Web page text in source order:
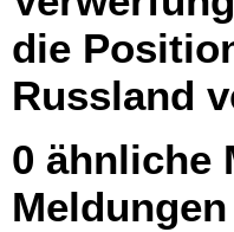
die
Russland
0 ähnliche